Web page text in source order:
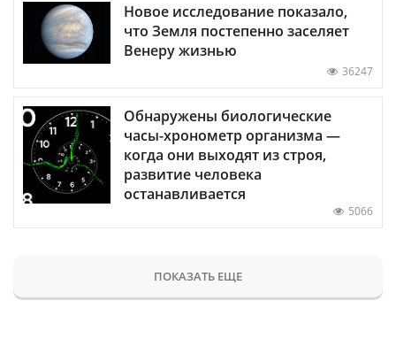
Новое исследование показало,
что Земля постепенно заселяет
Венеру жизнью
36247
Обнаружены биологические
часы-хронометр организма —
когда они выходят из строя,
развитие человека
останавливается
5066
ПОКАЗАТЬ ЕЩЕ